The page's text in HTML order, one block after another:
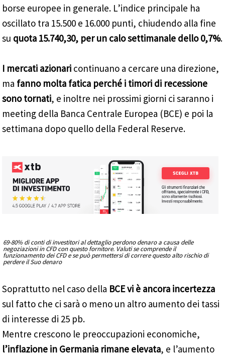
borse europee in generale. L’indice principale ha
oscillato tra 15.500 e 16.000 punti, chiudendo alla fine
su quota 15.740,30, per un calo settimanale dello 0,7%.
I mercati azionari continuano a cercare una direzione,
ma fanno molta fatica perché i timori di recessione
sono tornati, e inoltre nei prossimi giorni ci saranno i
meeting della Banca Centrale Europea (BCE) e poi la
settimana dopo quello della Federal Reserve.
69-80% di conti di investitori al dettaglio perdono denaro a causa delle
negoziazioni in CFD con questo fornitore. Valuti se comprende il
funzionamento dei CFD e se può permettersi di correre questo alto rischio di
perdere il Suo denaro
Soprattutto nel caso della BCE vi è ancora incertezza
sul fatto che ci sarà o meno un altro aumento dei tassi
di interesse di 25 pb.
Mentre crescono le preoccupazioni economiche,
l’inflazione in Germania rimane elevata, e l’aumento